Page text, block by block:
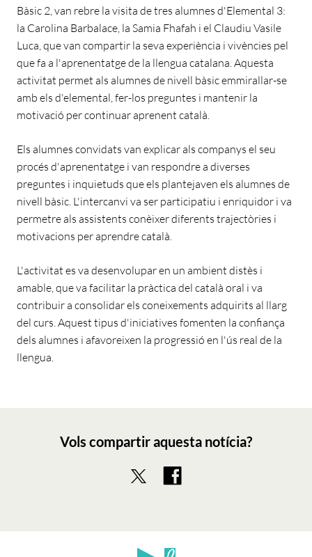
Bàsic 2, van rebre la visita de tres alumnes d'Elemental 3:
la Carolina Barbalace, la Samia Fhafah i el Claudiu Vasile
Luca, que van compartir la seva experiència i vivències pel
que fa a l'aprenentatge de la llengua catalana. Aquesta
activitat permet als alumnes de nivell bàsic emmirallar-se
amb els d'elemental, fer-los preguntes i mantenir la
motivació per continuar aprenent català.
Els alumnes convidats van explicar als companys el seu
procés d'aprenentatge i van respondre a diverses
preguntes i inquietuds que els plantejaven els alumnes de
nivell bàsic. L'intercanvi va ser participatiu i enriquidor i va
permetre als assistents conèixer diferents trajectòries i
motivacions per aprendre català.
L'activitat es va desenvolupar en un ambient distès i
amable, que va facilitar la pràctica del català oral i va
contribuir a consolidar els coneixements adquirits al llarg
del curs. Aquest tipus d'iniciatives fomenten la confiança
dels alumnes i afavoreixen la progressió en l'ús real de la
llengua.
Vols compartir aquesta notícia?